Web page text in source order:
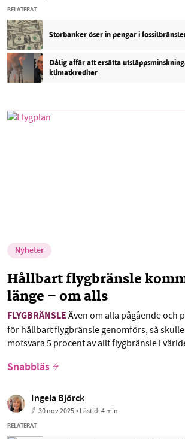
RELATERAT
Storbanker öser in pengar i
Dålig affär att ersätta
klimatkrediter
Nyheter
Hållbart flygbränsle
länge – om alls
FLYGBRÄNSLE Även om alla pågående och
för hållbart flygbränsle genomförs, så
motsvara 5 procent av allt flygbränsle i
Snabbläs
Ingela Björck
30 nov 2025• Lästid:4 min
RELATERAT